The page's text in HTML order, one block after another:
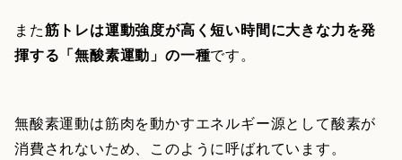
また筋トレは運動強度が高く短い時間に大きな力を発
揮する「無酸素運動」の一種です。
無酸素運動は筋肉を動かすエネルギー源として酸素が
消費されないため、このように呼ばれています。